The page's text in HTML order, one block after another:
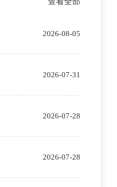
2026-08-05
2026-07-31
2026-07-28
2026-07-28